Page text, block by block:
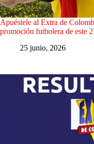
Apuéstele al Extra de
promoción futbolera de este
25 junio, 2026